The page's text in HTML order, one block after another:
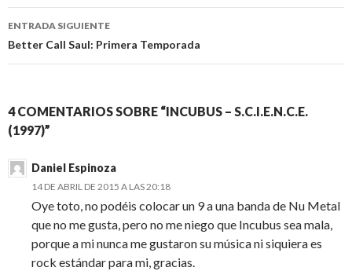
entradas
ENTRADA SIGUIENTE
Better Call Saul: Primera Temporada
4 COMENTARIOS SOBRE “INCUBUS – S.C.I.E.N.C.E.
(1997)”
Daniel Espinoza
14 DE ABRIL DE 2015 A LAS 20:18
Oye toto, no podéis colocar un 9 a una banda de Nu Metal
que no me gusta, pero no me niego que Incubus sea mala,
porque a mi nunca me gustaron su música ni siquiera es
rock estándar para mi, gracias.